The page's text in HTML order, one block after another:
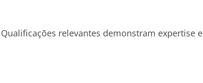
relevantes demonstram expertise e